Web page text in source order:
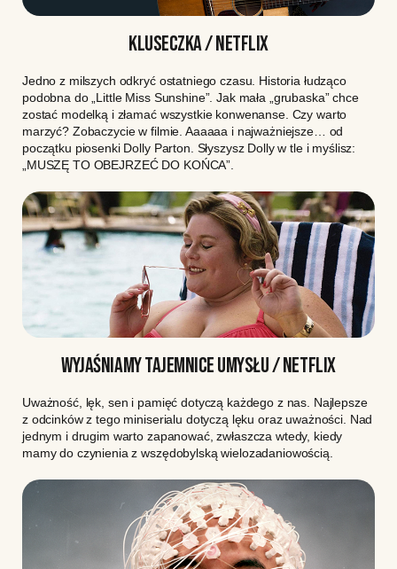
KLUSECZKA / NETFLIX
Jedno z milszych odkryć ostatniego czasu. Historia łudząco
podobna do „Little Miss Sunshine”. Jak mała „grubaska” chce
zostać modelką i złamać wszystkie konwenanse. Czy warto
marzyć? Zobaczycie w filmie. Aaaaaa i najważniejsze… od
początku piosenki Dolly Parton. Słyszysz Dolly w tle i myślisz:
„MUSZĘ TO OBEJRZEĆ DO KOŃCA”.
WYJAŚNIAMY TAJEMNICE UMYSŁU / NETFLIX
Uważność, lęk, sen i pamięć dotyczą każdego z nas. Najlepsze
z odcinków z tego miniserialu dotyczą lęku oraz uważności. Nad
jednym i drugim warto zapanować, zwłaszcza wtedy, kiedy
mamy do czynienia z wszędobylską wielozadaniowością.